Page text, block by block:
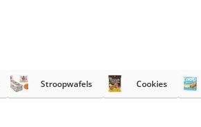
Stroopwafels Cookies